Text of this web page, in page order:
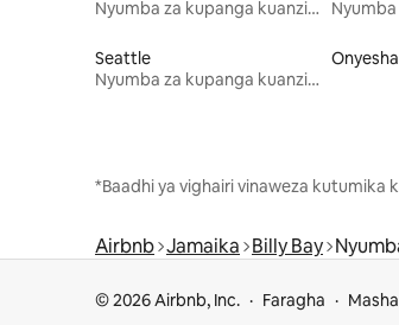
Nyumba za kupanga kuanzia mwezi mmoja
Seattle
Nyumba za kupanga kuanzia mwezi mmoja
*Baadhi ya vighairi vinaweza kutumika
Airbnb Jamaika Billy Bay
© 2026 Airbnb, Inc. Faragha